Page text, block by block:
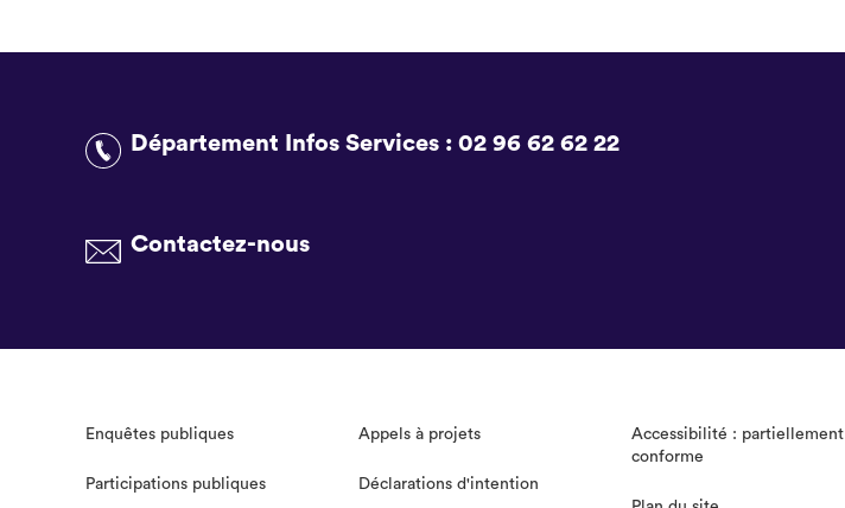
Département Infos Services : 02 96 62 62 22
Contactez-nous
Enquêtes publiques
Participations publiques
Appels à projets
Déclarations d'intention
Accessibilité : partiellement
conforme